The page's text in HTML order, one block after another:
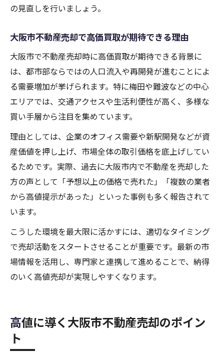
の見直しを行いましょう。
大阪市不動産売却で高価買取が期待できる理由
大阪市で不動産売却時に高価買取が期待できる背景に
は、都市部ならではの人口流入や再開発が進むことによ
る需要増加が挙げられます。特に梅田や難波などの中心
エリアでは、交通アクセスや生活利便性が高く、多様な
買い手層から注目を集めています。
理由としては、企業のオフィス需要や新駅開発などが資
産価値を押し上げ、市場全体の取引価格を底上げしてい
るためです。実際、過去に大阪市内で不動産を売却した
方の声として「予想以上の価格で売れた」「複数の業者
から高値提示があった」といった事例も多く報告されて
います。
こうした環境を最大限に活かすには、適切なタイミング
で売却活動をスタートさせることが重要です。最新の市
場情報を活用し、専門家と連携して進めることで、納得
のいく高値売却が実現しやすくなります。
高値に導く大阪市不動産売却のポイン
ト